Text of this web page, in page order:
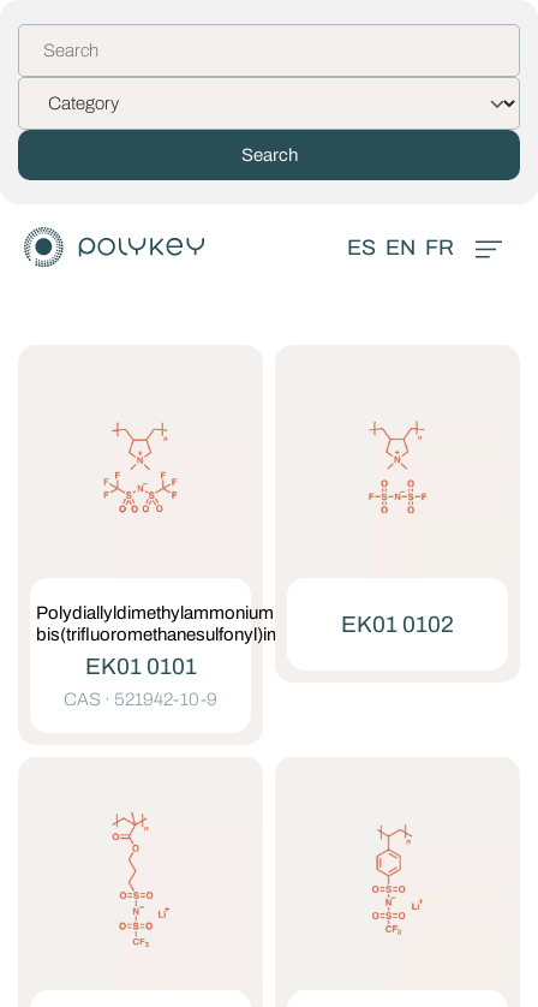
ES EN FR
Polydiallyldimethylammonium
bis(trifluoromethanesulfonyl)imide
EK01 0101
CAS · 521942-10-9
EK01 0102